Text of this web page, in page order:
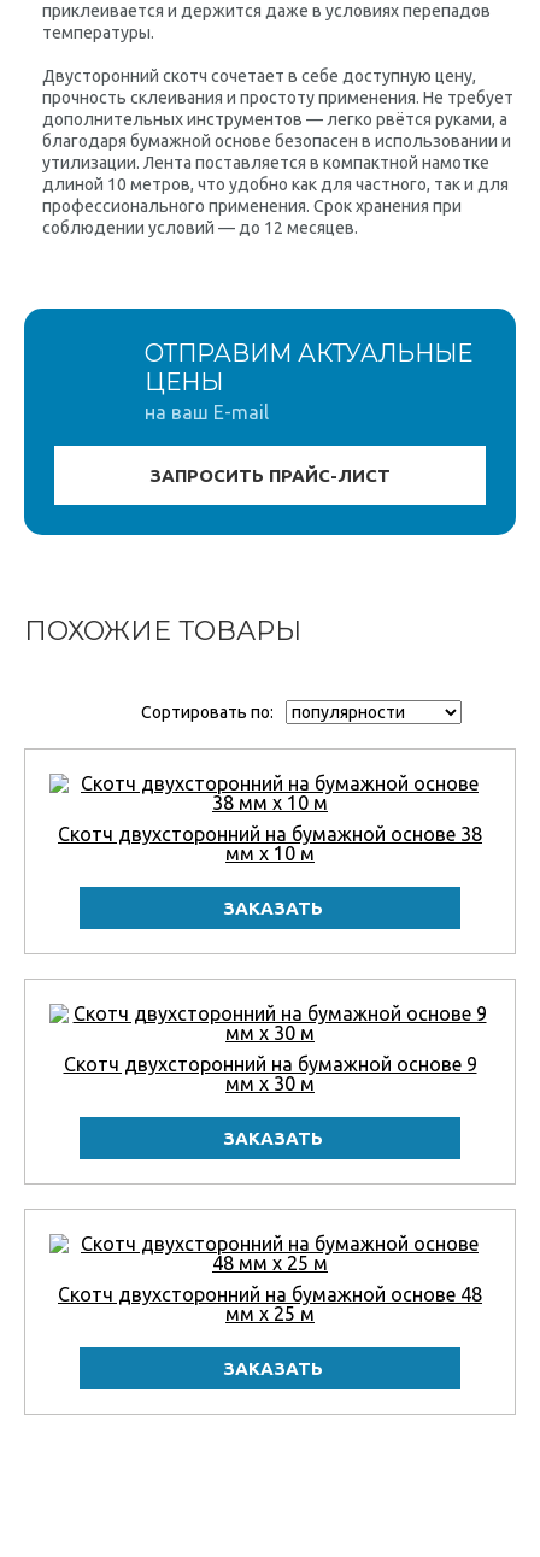
приклеивается и держится даже в условиях перепадов
температуры.
Двусторонний скотч сочетает в себе доступную цену,
прочность склеивания и простоту применения. Не требует
дополнительных инструментов — легко рвётся руками, а
благодаря бумажной основе безопасен в использовании и
утилизации. Лента поставляется в компактной намотке
длиной 10 метров, что удобно как для частного, так и для
профессионального применения. Срок хранения при
соблюдении условий — до 12 месяцев.
ОТПРАВИМ АКТУАЛЬНЫЕ
ЦЕНЫ
на ваш E-mail
ПОХОЖИЕ ТОВАРЫ
Сортировать по:
Скотч двухсторонний на бумажной основе 38
мм x 10 м
Скотч двухсторонний на бумажной основе 9
мм x 30 м
Скотч двухсторонний на бумажной основе 48
мм x 25 м